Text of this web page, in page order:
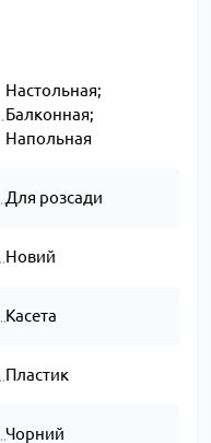
Настольная;
Балконная;
Напольная
Для розсади
Новий
Касета
Пластик
Чорний